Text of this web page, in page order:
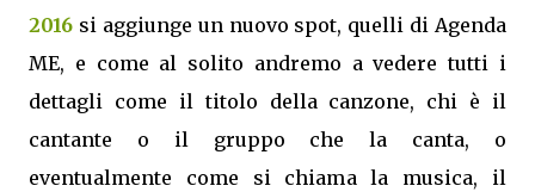
2016 si aggiunge un nuovo spot, quelli di Agenda
ME, e come al solito andremo a vedere tutti i
dettagli come il titolo della canzone, chi è il
cantante o il gruppo che la canta, o
eventualmente come si chiama la musica, il